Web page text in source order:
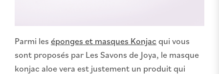
Parmi les éponges et masques Konjac qui vous
sont proposés par Les Savons de Joya, le masque
konjac aloe vera est justement un produit qui